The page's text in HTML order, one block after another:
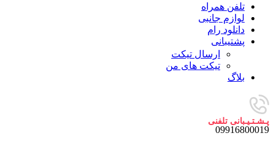
تلفن همراه
لوازم جانبی
دانلود رام
پشتیبانی
ارسال تیکت
تیکت های من
بلاگ
پـشـتـیـبانی تلفنی
09916800019